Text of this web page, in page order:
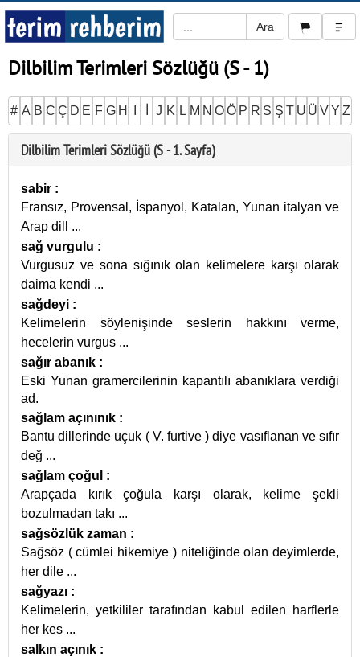
Dilbilim Terimleri Sözlüğü (S - 1)
# A B C Ç D E F G H J K L M N O Ö P R S Ş T U Ü V Y Z
Dilbilim Terimleri Sözlüğü (S - 1. Sayfa)
sabir :
Fransız, Provensal, İspanyol, Katalan, Yunan italyan ve
Arap dill ...
sağ vurgulu :
Vurgusuz ve sona sığınık olan kelimelere karşı olarak
daima kendi ...
sağdeyi :
Kelimelerin söylenişinde seslerin hakkını verme,
hecelerin vurgus ...
sağır abanık :
Eski Yunan gramercilerinin kapantılı abanıklara verdiği
ad.
sağlam açınınık :
Bantu dillerinde uçuk ( V. furtive ) diye vasıflanan ve sıfır
değ ...
sağlam çoğul :
Arapçada kırık çoğula karşı olarak, kelime şekli
bozulmadan takı ...
sağsözlük zaman :
Sağsöz ( cümlei hikemiye ) niteliğinde olan deyimlerde,
her dile ...
sağyazı :
Kelimelerin, yetkililer tarafından kabul edilen harflerle
her kes ...
salkın açınık :